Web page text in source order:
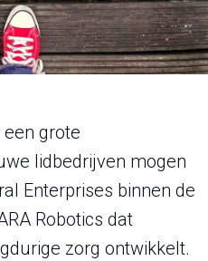
grote
lidbedrijven mogen
Enterprises binnen de
Robotics dat
zorg ontwikkelt.